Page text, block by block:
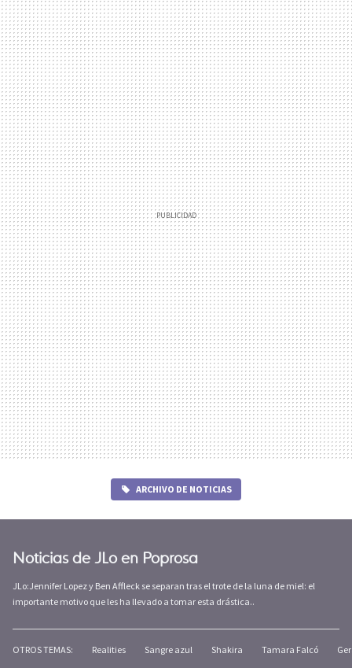
ARCHIVO DE NOTICIAS
Noticias de JLo en Poprosa
JLo:Jennifer Lopez y Ben Affleck se separan tras el trote de la luna de miel: el
importante motivo que les ha llevado a tomar esta drástica..
OTROS TEMAS: Realities Sangre azul Shakira Tamara Falcó